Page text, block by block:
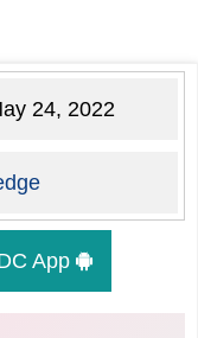
24, 2022
App